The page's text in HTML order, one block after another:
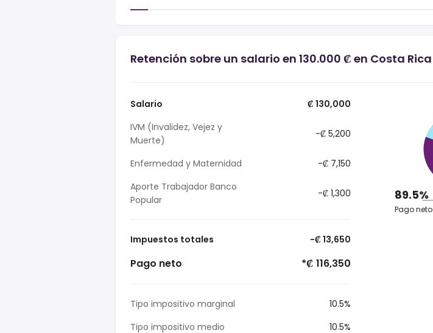
Retención sobre un salario en 130.000 ₡ en Costa Rica
Salario
₡ 130,000
IVM (Invalidez, Vejez y
Muerte)
-₡ 5,200
Enfermedad y Maternidad
-₡ 7,150
Aporte Trabajador Banco
Popular
-₡ 1,300
Impuestos totales -₡ 13,650
Pago neto *₡ 116,350
Tipo impositivo marginal
10.5%
Tipo impositivo medio
10.5%
89.5%
Pago neto